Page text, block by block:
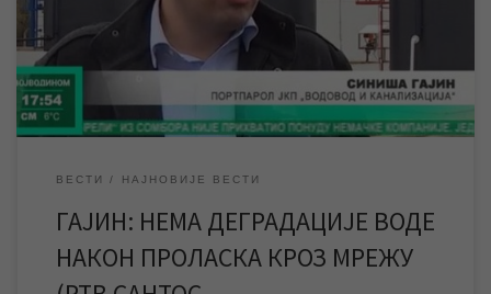
воде, анализама квалитета воде у градској водоводној мрежи
које је предузеће вршило у периоду пробног рада
постројења, као и […]
ВЕСТИ НАЈНОВИЈЕ ВЕСТИ
ГАЈИН: НЕМА ДЕГРАДАЦИЈЕ ВОДЕ
НАКОН ПРОЛАСКА КРОЗ МРЕЖУ